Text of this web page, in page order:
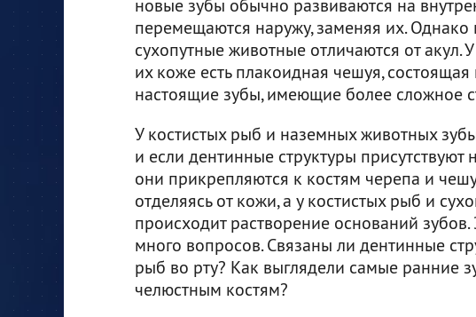
новые зубы обычно развиваются на
перемещаются наружу, заменяя их.
сухопутные животные отличаются от акул.
их коже есть плакоидная чешуя,
настоящие зубы, имеющие более сложное
У костистых рыб и наземных животных
и если дентинные структуры
они прикрепляются к костям черепа и
отделяясь от кожи, а у костистых рыб и
происходит растворение оснований
много вопросов. Связаны ли дентинные
рыб во рту? Как выглядели самые ранние
челюстным костям?